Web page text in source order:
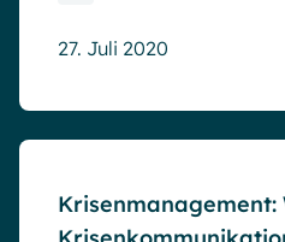
27. Juli 2020